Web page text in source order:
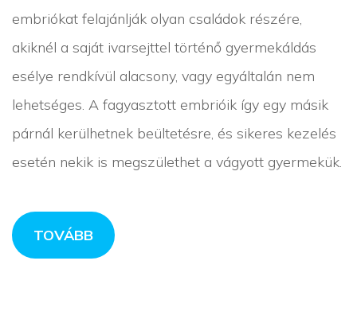
embriókat felajánlják olyan családok részére,
akiknél a saját ivarsejttel történő gyermekáldás
esélye rendkívül alacsony, vagy egyáltalán nem
lehetséges. A fagyasztott embrióik így egy másik
párnál kerülhetnek beültetésre, és sikeres kezelés
esetén nekik is megszülethet a vágyott gyermekük.
TOVÁBB